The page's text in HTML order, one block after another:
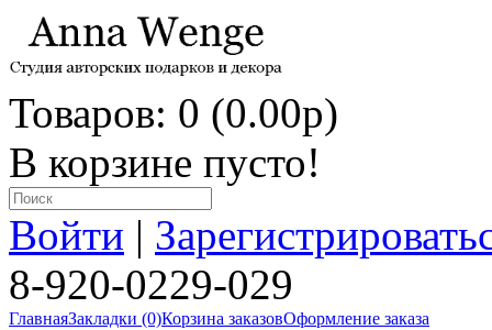
Товаров: 0 (0.00p)
В корзине пусто!
Войти |
8-920-0229-029
ГлавнаяЗакладки (0)Корзина заказовОформление заказа